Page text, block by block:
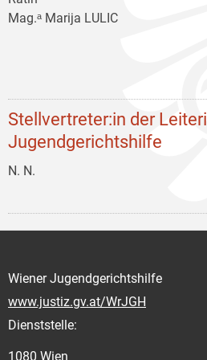
Mag.ᵃ Marija LULIC
Stellvertreter:in der
Jugendgerichtshilfe
N. N.
Wiener Jugendgerichtshilfe
www.justiz.gv.at/WrJGH
Dienststelle:
1080 Wien